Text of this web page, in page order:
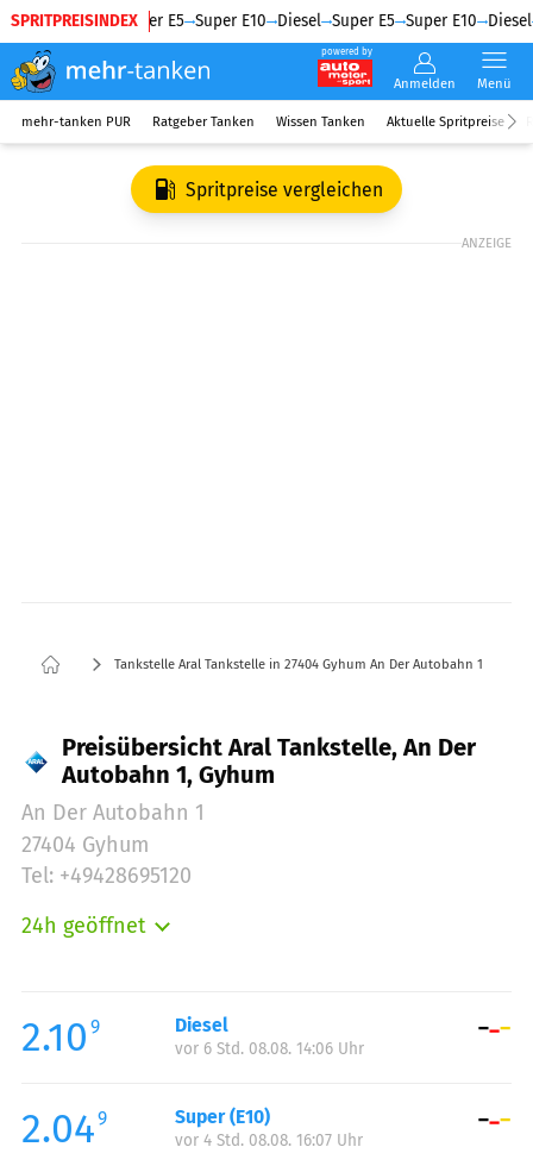
SPRITPREISINDEX
Diesel Super E5 Super E10 Diesel Super E5 Super E10 Diesel
powered by
Anmelden Menü
mehr-tanken PUR Ratgeber Tanken Wissen Tanken Aktuelle Spritpreise
Spritpreise vergleichen
ANZEIGE
Tankstelle Aral Tankstelle in 27404 Gyhum An Der Autobahn 1
Preisübersicht Aral Tankstelle, An Der
Autobahn 1, Gyhum
An Der Autobahn 1
27404 Gyhum
Tel: +49428695120
24h geöffnet
Mittwoch:
00:00-24:00
Donnerstag:
Samstag:
00:00-24:00
Sonntag:
2.10 9 Diesel
vor 6 Std. 08.08. 14:06 Uhr
2.049 Super (E10)
vor 4 Std. 08.08. 16:07 Uhr